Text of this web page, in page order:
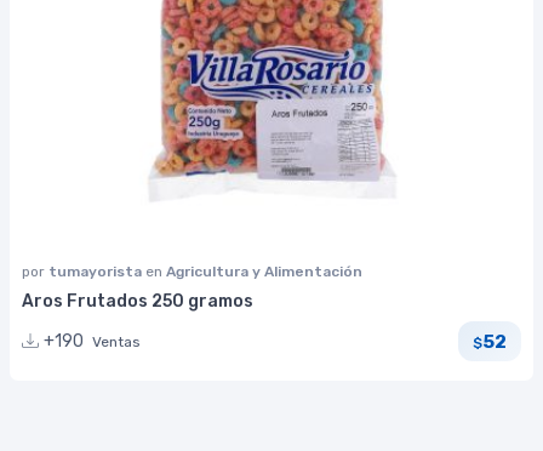
por tumayorista en Agricultura y Alimentación
Aros Frutados 250 gramos
+190 Ventas $52